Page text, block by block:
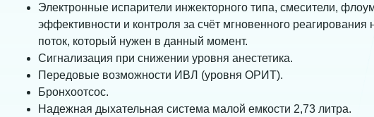
Электронные испарители инжекторного типа, смесители,
эффективности и контроля за счёт мгновенного
поток, который нужен в данный момент.
Сигнализация при снижении уровня анестетика.
Передовые возможности ИВЛ (уровня ОРИТ).
Бронхоотсос.
Надежная дыхательная система малой емкости 2,73 литра.